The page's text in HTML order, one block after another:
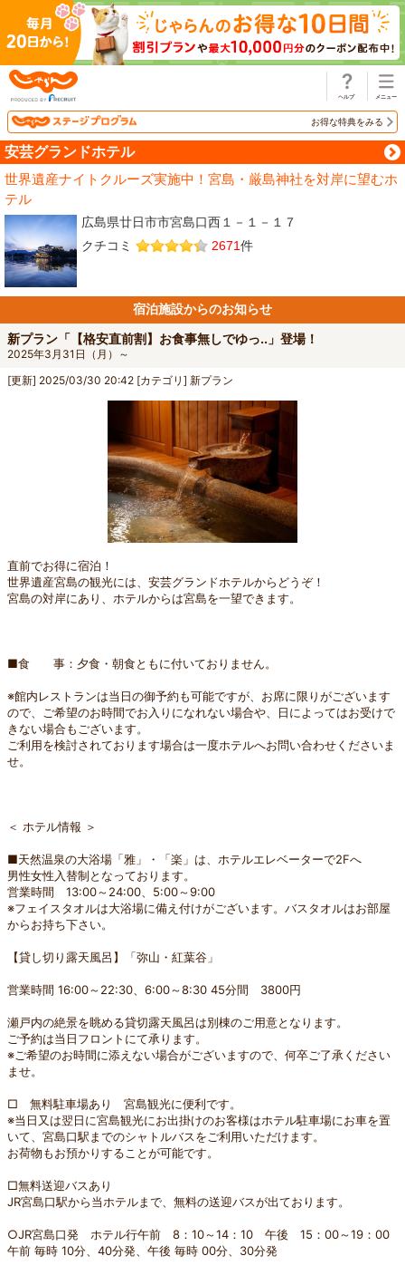
お得な特典をみる
安芸グランドホテル
世界遺産ナイトクルーズ実施中！宮島・厳島神社を対岸に望むホ
テル
広島県廿日市市宮島口西１－１－１７
クチコミ
2671件
宿泊施設からのお知らせ
新プラン「【格安直前割】お食事無しでゆっ..」登場！
2025年3月31日（月）～
[更新] 2025/03/30 20:42 [カテゴリ] 新プラン
直前でお得に宿泊！
世界遺産宮島の観光には、安芸グランドホテルからどうぞ！
宮島の対岸にあり、ホテルからは宮島を一望できます。
■食 事：夕食・朝食ともに付いておりません。
※館内レストランは当日の御予約も可能ですが、お席に限りがございます
ので、ご希望のお時間でお入りになれない場合や、日によってはお受けで
きない場合もございます。
ご利用を検討されております場合は一度ホテルへお問い合わせくださいま
せ。
＜ ホテル情報 ＞
■天然温泉の大浴場「雅」・「楽」は、ホテルエレベーターで2Fへ
男性女性入替制となっております。
営業時間 13:00～24:00、5:00～9:00
※フェイスタオルは大浴場に備え付けがございます。バスタオルはお部屋
からお持ち下さい。
【貸し切り露天風呂】「弥山・紅葉谷」
営業時間 16:00～22:30、6:00～8:30 45分間 3800円
瀬戸内の絶景を眺める貸切露天風呂は別棟のご用意となります。
ご予約は当日フロントにて承ります。
※ご希望のお時間に添えない場合がございますので、何卒ご了承ください
ませ。
□ 無料駐車場あり 宮島観光に便利です。
※当日又は翌日に宮島観光にお出掛けのお客様はホテル駐車場にお車を置
いて、宮島口駅までのシャトルバスをご利用いただけます。
お荷物もお預かりすることが可能です。
□無料送迎バスあり
JR宮島口駅から当ホテルまで、無料の送迎バスが出ております。
○JR宮島口発 ホテル行午前 8：10～14：10 午後 15：00～19：00
午前 毎時 10分、40分発、午後 毎時 00分、30分発